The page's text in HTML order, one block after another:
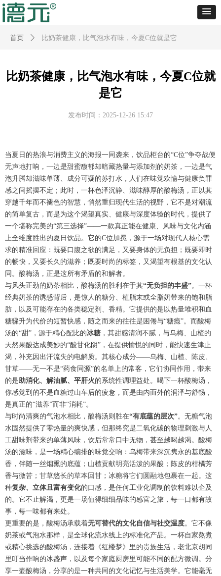
首页 ꄲ 比奶茶健康，比气泡水有味，今夏C位就是它
比奶茶健康，比气泡水有味，今夏C位就
是它
当夏日的热浪与消费主义的海报一同袭来，饮品柜台的“C位”争夺战便
无声地打响，一边是甜蜜馥郁却暗藏热量与添加剂的奶茶，一边是气
泡升腾却滋味单薄、成分可疑的苏打水，人们在味觉欢愉与健康负罪
感之间摇摆不定；此时，一杯色泽沉静、滋味醇厚的酸梅汤，正以其
穿越千年而不褪色的智慧，悄然重归现代生活的视野，它不是对潮流
的简单复古，而是为这个渴望真实、健康与深度体验的时代，提供了
一个堪称完美的“第三选择”——一款真正能在健康、风味与文化内涵
上全维度胜出的夏日饮品。它的C位加冕，源于一场对现代人核心需
求的精准回应：既要口腹之欲的满足，又要身体的无负担；既要即时
的畅快，又要长久的滋养；既要时尚的标签，又渴望有根基的文化认
同。酸梅汤，正是这所有矛盾的和解者。
与风头正劲的奶茶相比，酸梅汤的胜利在于其“无负担的丰盛”。一杯
经典奶茶的诱惑背后，是惊人的糖分、植脂末或全脂奶带来的饱和脂
肪，以及可能存在的各类稳定剂、香精。它提供的是以热量堆积和血
糖骤升为代价的短暂快感，随之而来的往往是困倦与“糖瘾”。而酸梅
汤的“甜”，源于精心配比的冰糖 ，其甜感清润不腻，与乌梅、山楂的
天然果酸达成美妙的“酸甘化阴”，在提供愉悦的同时，能快速生津止
渴，补充因出汗流失的电解质。其核心成分——乌梅、山楂、陈皮、
甘草——无一不是“药食同源”的名单上的常客，它们协同作用，带来
的是助消化、解油腻、平肝火的系统性调理益处。喝下一杯酸梅汤，
你感觉到的不是血糖过山车后的疲惫，而是由内而外的润泽与舒畅，
是真正的“滋养”而非“消耗”。
与时尚清爽的气泡水相比，酸梅汤则胜在“有底蕴的层次”。无糖气泡
水固然提供了零热量的爽快感，但那终究是二氧化碳的物理刺激与人
工甜味剂带来的单薄风味，饮后常常口中无物，甚至越喝越渴。酸梅
汤的滋味，是一场精心编排的味觉交响：乌梅带来深沉隽永的基底酸
香，伴随一丝烟熏的底蕴；山楂贡献明亮活泼的果酸；陈皮的柑橘芳
香与微苦；甘草悠长的草本回甘；冰糖将它们圆融地包裹在一起。这
种复杂、立体且富有变化的口感，是任何工业化调制的饮料难以企及
的。它不止解渴，更是一场值得细细品味的感官之旅，每一口都有故
事，每一味都有来处。
更重要的是，酸梅汤承载着无可替代的文化自信与社交温度。它不像
奶茶或气泡水那样，是全球化流水线上的标准化产品。一杯自家熬煮
或精心挑选的酸梅汤，连接着《红楼梦》里的贵族生活，老北京胡同
里叮当作响的冰盏声，以及每个家庭厨房里可能不同的配方微调。分
享一壶酸梅汤，分享的是一种共同的文化记忆与生活美学。它能毫无
发布时间： 2025-12-26 15:47